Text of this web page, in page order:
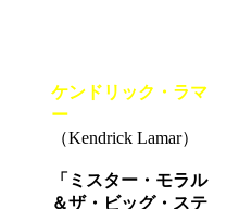
ケンドリック・ラマ
ー
（Kendrick Lamar）
「ミスター・モラル
＆ザ・ビッグ・ステ